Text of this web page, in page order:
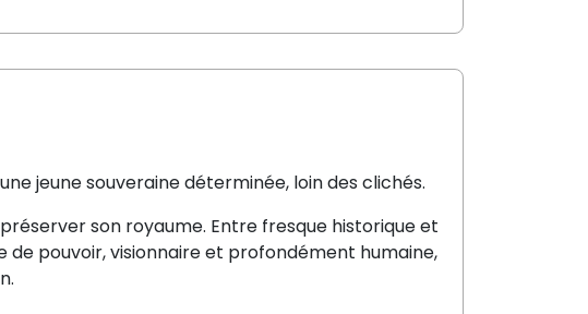
jeune souveraine déterminée, loin des clichés.
son royaume. Entre fresque historique et
pouvoir, visionnaire et profondément humaine,